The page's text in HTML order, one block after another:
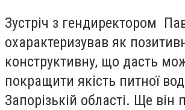
Зустріч з гендиректором
охарактеризував як
конструктивну, що дасть
покращити якість питної
Запорізькій області. Ще він